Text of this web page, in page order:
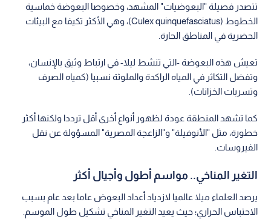
تتصدر فصيلة "البعوضيات" المشهد، وخصوصا البعوضة خماسية
الخطوط (Culex quinquefasciatus)، وهي الأكثر تكيفا مع البيئات
الحضرية في المناطق الحارة.
تعيش هذه البعوضة -التي تنشط ليلا- في ارتباط وثيق بالإنسان،
وتفضل التكاثر في المياه الراكدة والملوثة نسبيا (كمياه الصرف
وتسربات الخزانات).
كما تشهد المنطقة عودة لظهور أنواع أخرى أقل ترددا ولكنها أكثر
خطورة، مثل "الأنوفيلة" و"الزاعجة المصرية" المسؤولة عن نقل
الفيروسات.
التغير المناخي.. مواسم أطول وأجيال أكثر
يرصد العلماء ميلا عالميا لازدياد أعداد البعوض عاما بعد عام بسبب
الاحتباس الحراري؛ حيث يعيد التغير المناخي تشكيل طول الموسم.